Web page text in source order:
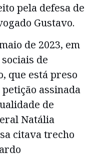
pela defesa de
Gustavo.
de 2023, em
de
que está preso
assinada
de
Natália
citava trecho